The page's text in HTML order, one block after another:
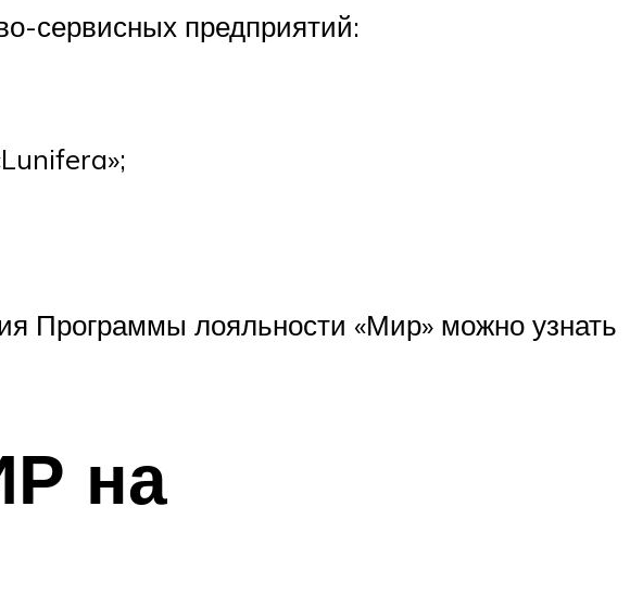
сервисных предприятий:
Программы лояльности «Мир» можно узнать
на